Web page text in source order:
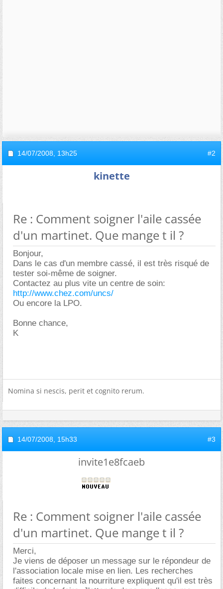
14/07/2008, 13h25 #2
kinette
Re : Comment soigner l'aile cassée
d'un martinet. Que mange t il ?
Bonjour,
Dans le cas d'un membre cassé, il est très risqué de
tester soi-même de soigner.
Contactez au plus vite un centre de soin:
http://www.chez.com/uncs/
Ou encore la LPO.
Bonne chance,
K
Nomina si nescis, perit et cognito rerum.
14/07/2008, 15h33 #3
invite1e8fcaeb
Re : Comment soigner l'aile cassée
d'un martinet. Que mange t il ?
Merci,
Je viens de déposer un message sur le répondeur de
l'association locale mise en lien. Les recherches
faites concernant la nourriture expliquent qu'il est très